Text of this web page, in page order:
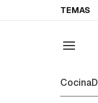
TEMAS
Cocina